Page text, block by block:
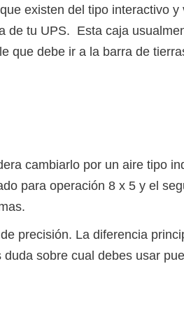
existen del tipo interactivo
tu UPS. Esta caja
que debe ir a la barra de
cambiarlo por un aire tipo
para operación 8 x 5 y el
precisión. La diferencia
sobre cual debes usar